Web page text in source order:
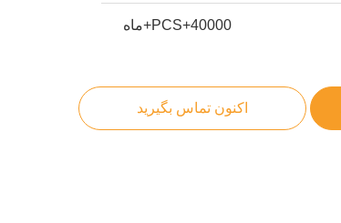
40000+PCS+ماه
اکنون تماس بگیرید